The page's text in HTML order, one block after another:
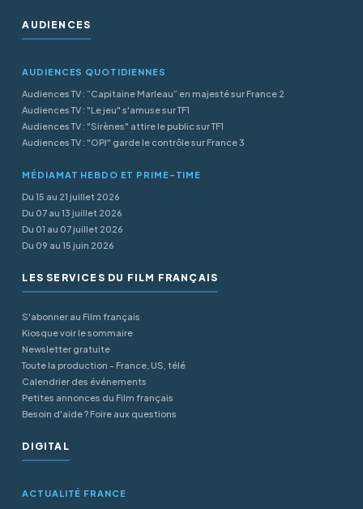
AUDIENCES
AUDIENCES QUOTIDIENNES
Audiences TV : “Capitaine Marleau” en majesté sur France 2
Audiences TV : "Le jeu" s'amuse sur TF1
Audiences TV : "Sirènes" attire le public sur TF1
Audiences TV : "OPJ" garde le contrôle sur France 3
MÉDIAMAT HEBDO ET PRIME-TIME
Du 15 au 21 juillet 2026
Du 07 au 13 juillet 2026
Du 01 au 07 juillet 2026
Du 09 au 15 juin 2026
LES SERVICES DU FILM FRANÇAIS
S'abonner au Film français
Kiosque voir le sommaire
Newsletter gratuite
Toute la production - France, US, télé
Calendrier des événements
Petites annonces du Film français
Besoin d'aide ? Foire aux questions
DIGITAL
ACTUALITÉ FRANCE